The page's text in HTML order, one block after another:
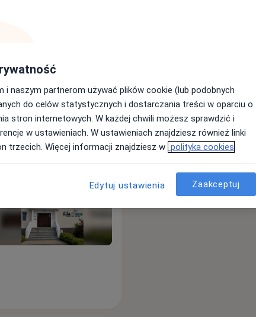
Adresy Opinie
i naszym partnerom używać plików cookie (lub podobnych
do celów statystycznych i dostarczania treści w oparciu o
stron internetowych. W każdej chwili możesz sprawdzić i
w ustawieniach. W ustawieniach znajdziesz również linki
trzecich. Więcej informacji znajdziesz w polityka cookies
Edytuj ustawienia Zaakceptuj